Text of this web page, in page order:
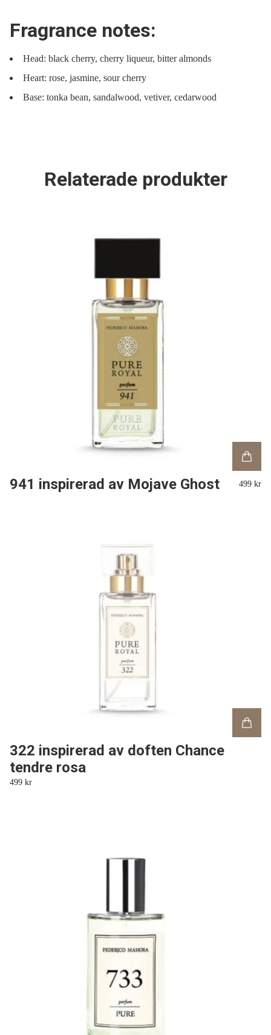
Fragrance notes:
Head: black cherry, cherry liqueur, bitter almonds
Heart: rose, jasmine, sour cherry
Base: tonka bean, sandalwood, vetiver, cedarwood
Relaterade produkter
941 inspirerad av Mojave Ghost 499 kr
322 inspirerad av doften Chance
tendre rosa
499 kr